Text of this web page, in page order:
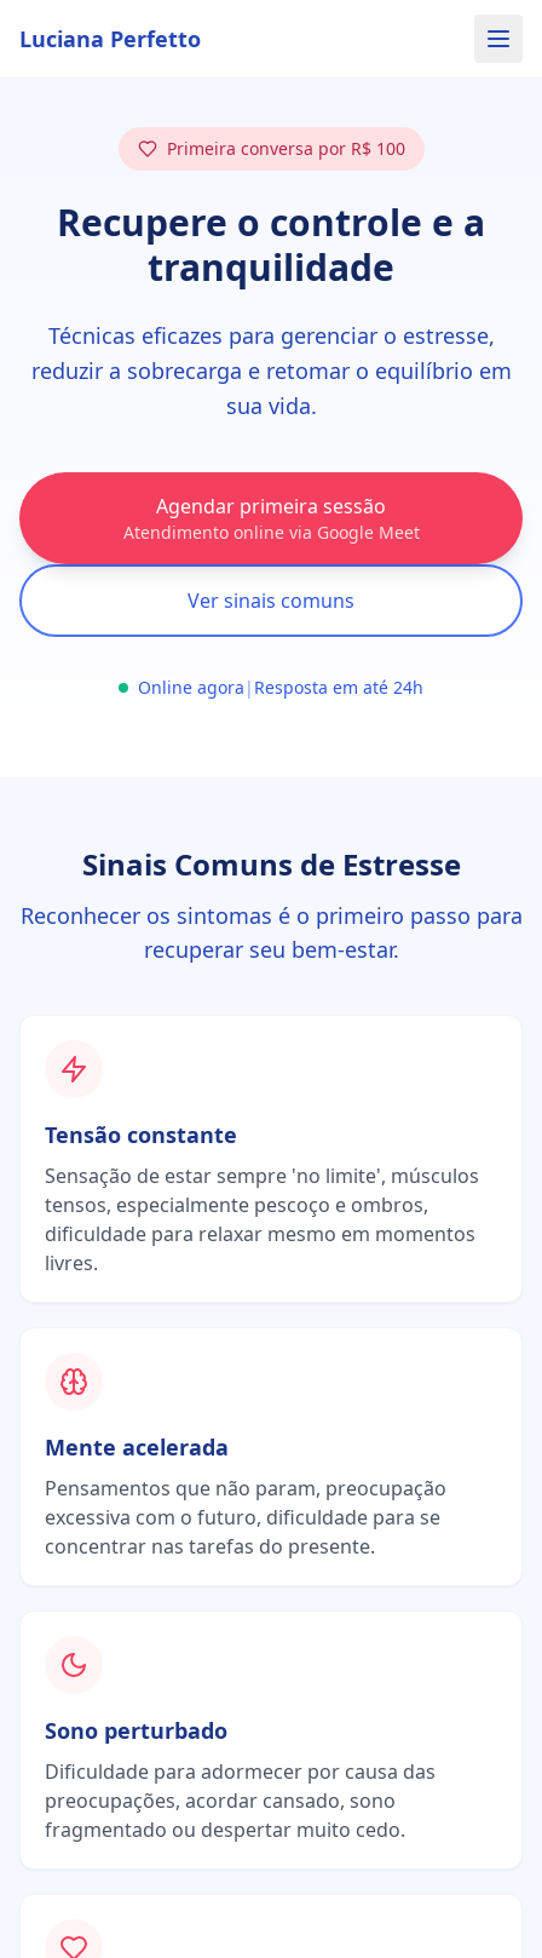
Luciana Perfetto
Primeira conversa por R$ 100
Recupere o controle e a
tranquilidade
Técnicas eficazes para gerenciar o estresse,
reduzir a sobrecarga e retomar o equilíbrio em
sua vida.
Agendar primeira sessão
Atendimento online via Google Meet
Ver sinais comuns
Online agora | Resposta em até 24h
Sinais Comuns de Estresse
Reconhecer os sintomas é o primeiro passo para
recuperar seu bem-estar.
Tensão constante
Sensação de estar sempre 'no limite', músculos
tensos, especialmente pescoço e ombros,
dificuldade para relaxar mesmo em momentos
livres.
Mente acelerada
Pensamentos que não param, preocupação
excessiva com o futuro, dificuldade para se
concentrar nas tarefas do presente.
Sono perturbado
Dificuldade para adormecer por causa das
preocupações, acordar cansado, sono
fragmentado ou despertar muito cedo.